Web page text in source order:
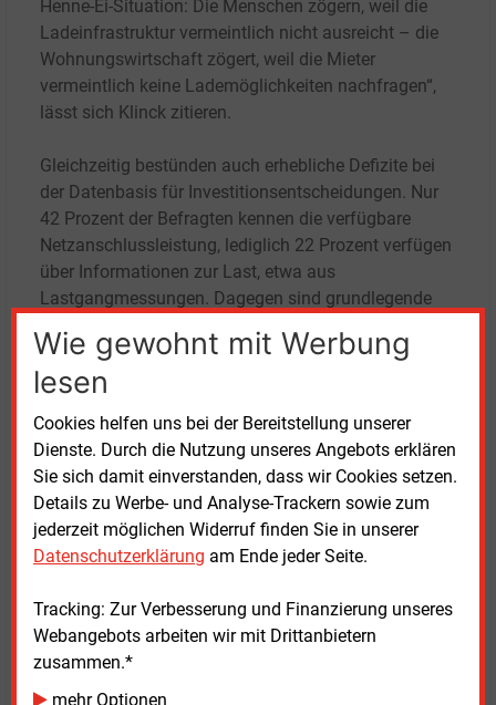
Wie gewohnt mit Werbung
lesen
Cookies helfen uns bei der Bereitstellung unserer
Dienste. Durch die Nutzung unseres Angebots erklären
Sie sich damit einverstanden, dass wir Cookies setzen.
Details zu Werbe- und Analyse-Trackern sowie zum
jederzeit möglichen Widerruf finden Sie in unserer
Datenschutzerklärung am Ende jeder Seite.
Tracking: Zur Verbesserung und Finanzierung unseres
Webangebots arbeiten wir mit Drittanbietern
zusammen.*
mehr Optionen
Henne-Ei-Situation: Die Menschen zögern, weil die
Ladeinfrastruktur vermeintlich nicht ausreicht – die
Wohnungswirtschaft zögert, weil die Mieter
vermeintlich keine Lademöglichkeiten nachfragen“,
lässt sich Klinck zitieren.
Gleichzeitig bestünden auch erhebliche Defizite bei
der Datenbasis für Investitionsentscheidungen. Nur
42 Prozent der Befragten kennen die verfügbare
Netzanschlussleistung, lediglich 22 Prozent verfügen
über Informationen zur Last, etwa aus
Lastgangmessungen. Dagegen sind grundlegende
92 Prozent vorhanden.
Ladeinfrastruktur spielen wirtschaftliche Motive eine
große Rolle: Für 46 Prozent der privaten
Wohnungsunternehmen und 52 Prozent der
Projektentwickler ist die potenzielle Wertsteigerung
von Immobilien ein Treiber. Kommunale
Unternehmen und Genossenschaften orientieren sich
Gebäude-Elektromobilitätsinfrastruktur-Gesetz (GEIG)
und der EU-Gebäuderichtlinie (Energy Performance of
Buildings Directive, EPBD).